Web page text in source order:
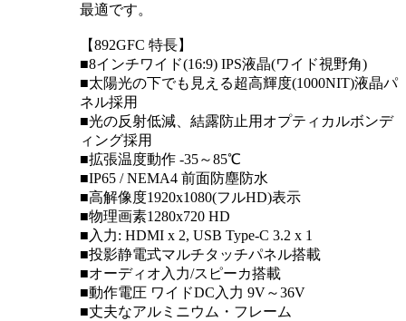
最適です。
【892GFC 特長】
■8インチワイド(16:9) IPS液晶(ワイド視野角)
■太陽光の下でも見える超高輝度(1000NIT)液晶パ
ネル採用
■光の反射低減、結露防止用オプティカルボンデ
ィング採用
■拡張温度動作 -35～85℃
■IP65 / NEMA4 前面防塵防水
■高解像度1920x1080(フルHD)表示
■物理画素1280x720 HD
■入力: HDMI x 2, USB Type-C 3.2 x 1
■投影静電式マルチタッチパネル搭載
■オーディオ入力/スピーカ搭載
■動作電圧 ワイドDC入力 9V～36V
■丈夫なアルミニウム・フレーム